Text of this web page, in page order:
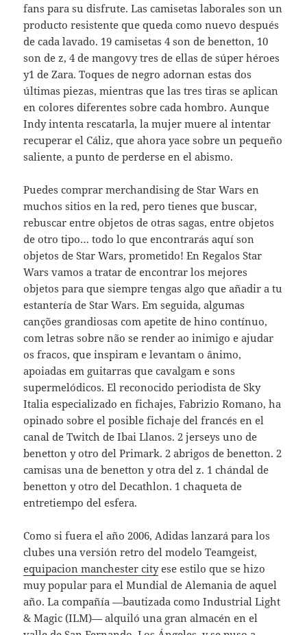
fans para su disfrute. Las camisetas laborales son un
producto resistente que queda como nuevo después
de cada lavado. 19 camisetas 4 son de benetton, 10
son de z, 4 de mangovy tres de ellas de súper héroes
y1 de Zara. Toques de negro adornan estas dos
últimas piezas, mientras que las tres tiras se aplican
en colores diferentes sobre cada hombro. Aunque
Indy intenta rescatarla, la mujer muere al intentar
recuperar el Cáliz, que ahora yace sobre un pequeño
saliente, a punto de perderse en el abismo.
Puedes comprar merchandising de Star Wars en
muchos sitios en la red, pero tienes que buscar,
rebuscar entre objetos de otras sagas, entre objetos
de otro tipo… todo lo que encontrarás aquí son
objetos de Star Wars, prometido! En Regalos Star
Wars vamos a tratar de encontrar los mejores
objetos para que siempre tengas algo que añadir a tu
estantería de Star Wars. Em seguida, algumas
canções grandiosas com apetite de hino contínuo,
com letras sobre não se render ao inimigo e ajudar
os fracos, que inspiram e levantam o ânimo,
apoiadas em guitarras que cavalgam e sons
supermelódicos. El reconocido periodista de Sky
Italia especializado en fichajes, Fabrizio Romano, ha
opinado sobre el posible fichaje del francés en el
canal de Twitch de Ibai Llanos. 2 jerseys uno de
benetton y otro del Primark. 2 abrigos de benetton. 2
camisas una de benetton y otra del z. 1 chándal de
benetton y otro del Decathlon. 1 chaqueta de
entretiempo del esfera.
Como si fuera el año 2006, Adidas lanzará para los
clubes una versión retro del modelo Teamgeist,
equipacion manchester cityese estilo que se hizo
muy popular para el Mundial de Alemania de aquel
año. La compañía —bautizada como Industrial Light
& Magic (ILM)— alquiló una gran almacén en el